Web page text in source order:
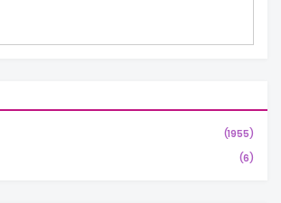
(1955)
(6)